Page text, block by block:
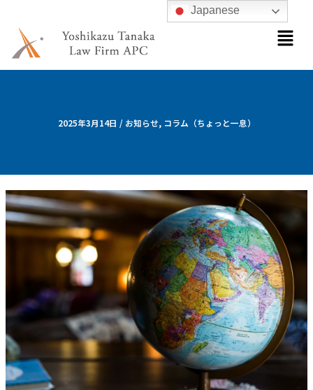
メ
ニ
ー
2025年3月14日 / お知らせ, コラム（ちょっと一息）
Japanese